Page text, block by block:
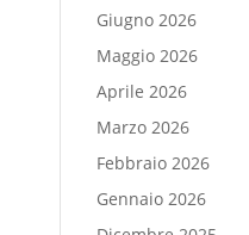
Giugno 2026
Maggio 2026
Aprile 2026
Marzo 2026
Febbraio 2026
Gennaio 2026